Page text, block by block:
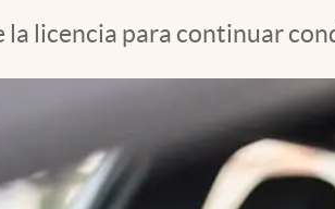
la licencia para continuar